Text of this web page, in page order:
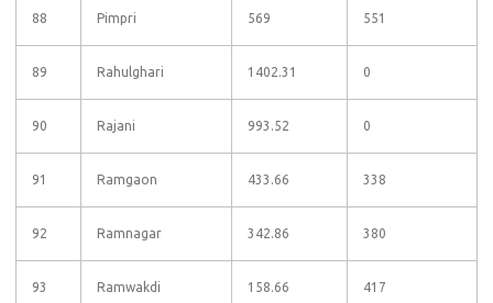
88 Pimpri 569 551
89 Rahulghari 1402.31 0
90 Rajani 993.52 0
91 Ramgaon 433.66 338
92 Ramnagar 342.86 380
93 Ramwakdi 158.66 417